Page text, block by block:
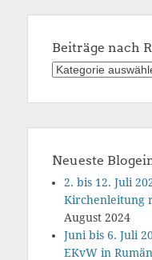
Beiträge nach
Beiträge
Reisezielen
Neueste
2. bis 12. Juli
Kirchenleitung
August 2024
Juni bis 6. Juli
EKvW in